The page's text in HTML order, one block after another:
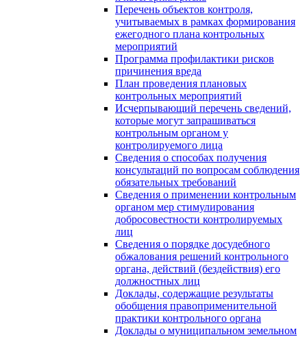
Перечень объектов контроля,
учитываемых в рамках формирования
ежегодного плана контрольных
мероприятий
Программа профилактики рисков
причинения вреда
План проведения плановых
контрольных мероприятий
Исчерпывающий перечень сведений,
которые могут запрашиваться
контрольным органом у
контролируемого лица
Сведения о способах получения
консультаций по вопросам соблюдения
обязательных требований
Сведения о применении контрольным
органом мер стимулирования
добросовестности контролируемых
лиц
Сведения о порядке досудебного
обжалования решений контрольного
органа, действий (бездействия) его
должностных лиц
Доклады, содержащие результаты
обобщения правоприменительной
практики контрольного органа
Доклады о муниципальном земельном